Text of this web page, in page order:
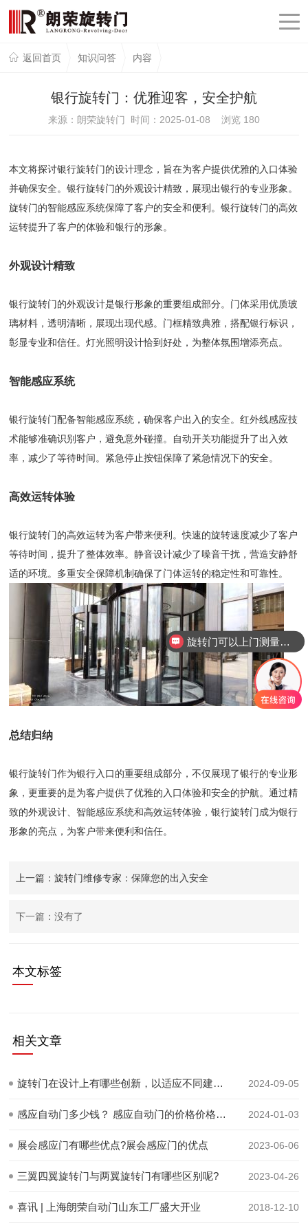
返回首页 知识问答 内容
银行旋转门：优雅迎客，安全护航
来源：朗荣旋转门 时间：2025-01-08 浏览 180
本文将探讨银行旋转门的设计理念，旨在为客户提供优雅的入口体验
并确保安全。银行旋转门的外观设计精致，展现出银行的专业形象。
旋转门的智能感应系统保障了客户的安全和便利。银行旋转门的高效
运转提升了客户的体验和银行的形象。
外观设计精致
银行旋转门的外观设计是银行形象的重要组成部分。门体采用优质玻
璃材料，透明清晰，展现出现代感。门框精致典雅，搭配银行标识，
彰显专业和信任。灯光照明设计恰到好处，为整体氛围增添亮点。
智能感应系统
银行旋转门配备智能感应系统，确保客户出入的安全。红外线感应技
术能够准确识别客户，避免意外碰撞。自动开关功能提升了出入效
率，减少了等待时间。紧急停止按钮保障了紧急情况下的安全。
高效运转体验
银行旋转门的高效运转为客户带来便利。快速的旋转速度减少了客户
等待时间，提升了整体效率。静音设计减少了噪音干扰，营造安静舒
适的环境。多重安全保障机制确保了门体运转的稳定性和可靠性。
总结归纳
银行旋转门作为银行入口的重要组成部分，不仅展现了银行的专业形
象，更重要的是为客户提供了优雅的入口体验和安全的护航。通过精
致的外观设计、智能感应系统和高效运转体验，银行旋转门成为银行
形象的亮点，为客户带来便利和信任。
上一篇：旋转门维修专家：保障您的出入安全
下一篇：没有了
本文标签
相关文章
旋转门在设计上有哪些创新，以适应不同建筑的需求？ 2024-09-05
感应自动门多少钱？ 感应自动门的价格价格范围在多少？ 2024-01-03
展会感应门有哪些优点?展会感应门的优点 2023-06-06
三翼四翼旋转门与两翼旋转门有哪些区别呢? 2023-04-26
喜讯 | 上海朗荣自动门山东工厂盛大开业 2018-12-10
旋转门可以上门测量安装吗？